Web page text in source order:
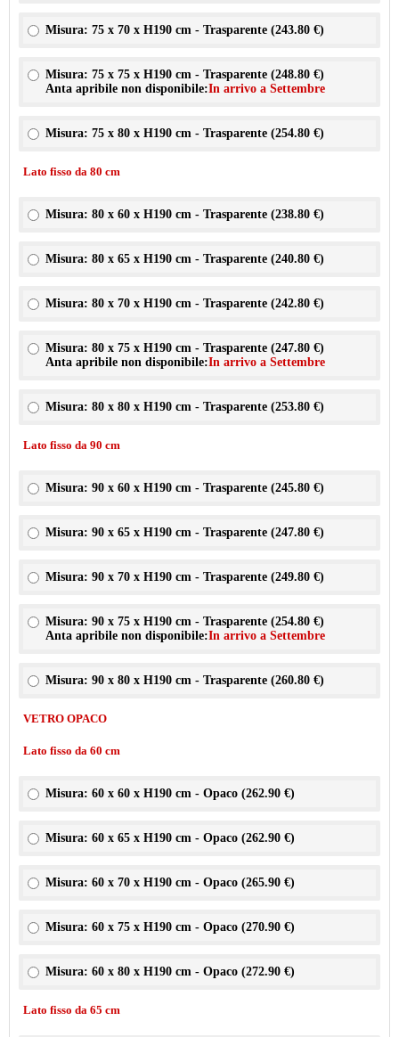
Misura: 75 x 70 x H190 cm - Trasparente (243.80 €)
Misura: 75 x 75 x H190 cm - Trasparente (248.80 €)
Anta apribile non disponibile:In arrivo a Settembre
Misura: 75 x 80 x H190 cm - Trasparente (254.80 €)
Lato fisso da 80 cm
Misura: 80 x 60 x H190 cm - Trasparente (238.80 €)
Misura: 80 x 65 x H190 cm - Trasparente (240.80 €)
Misura: 80 x 70 x H190 cm - Trasparente (242.80 €)
Misura: 80 x 75 x H190 cm - Trasparente (247.80 €)
Anta apribile non disponibile:In arrivo a Settembre
Misura: 80 x 80 x H190 cm - Trasparente (253.80 €)
Lato fisso da 90 cm
Misura: 90 x 60 x H190 cm - Trasparente (245.80 €)
Misura: 90 x 65 x H190 cm - Trasparente (247.80 €)
Misura: 90 x 70 x H190 cm - Trasparente (249.80 €)
Misura: 90 x 75 x H190 cm - Trasparente (254.80 €)
Anta apribile non disponibile:In arrivo a Settembre
Misura: 90 x 80 x H190 cm - Trasparente (260.80 €)
VETRO OPACO
Lato fisso da 60 cm
Misura: 60 x 60 x H190 cm - Opaco (262.90 €)
Misura: 60 x 65 x H190 cm - Opaco (262.90 €)
Misura: 60 x 70 x H190 cm - Opaco (265.90 €)
Misura: 60 x 75 x H190 cm - Opaco (270.90 €)
Misura: 60 x 80 x H190 cm - Opaco (272.90 €)
Lato fisso da 65 cm